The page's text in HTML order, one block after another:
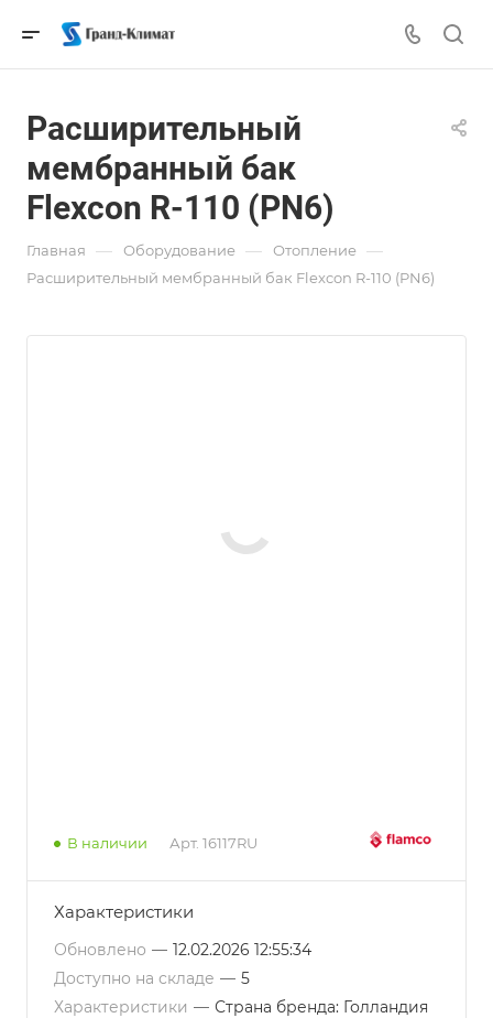
Расширительный
мембранный бак
Flexcon R-110 (PN6)
Главная — Оборудование — Отопление —
Расширительный мембранный бак Flexcon R-110 (PN6)
В наличии Арт. 16117RU
Характеристики
Обновлено — 12.02.2026 12:55:34
Доступно на складе — 5
Характеристики — Страна бренда: Голландия